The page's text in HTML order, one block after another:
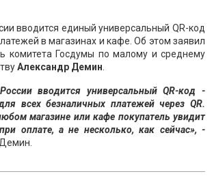
вводится единый универсальный QR-код
в магазинах и кафе. Об этом заявил
комитета Госдумы по малому и среднему
Александр Демин
вводится универсальный QR-код -
всех безналичных платежей через QR.
магазине или кафе покупатель увидит
оплате, а не несколько, как сейчас», -